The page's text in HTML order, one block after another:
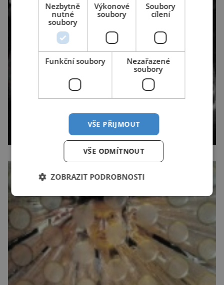
Nezbytně
nutné
soubory
Výkonové
soubory
Soubory
cílení
Funkční soubory
Nezařazené
soubory
VŠE PŘIJMOUT
VŠE ODMÍTNOUT
ZOBRAZIT PODROBNOSTI